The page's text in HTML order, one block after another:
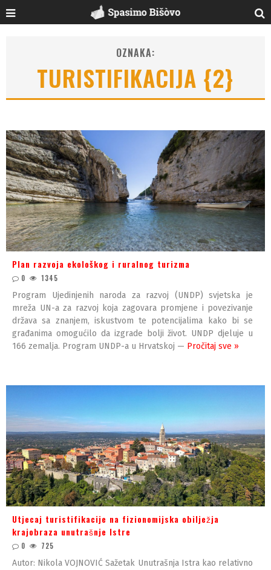
OZNAKA:
TURISTIFIKACIJA {2}
Plan razvoja ekološkog i ruralnog turizma
0 1345
Program Ujedinjenih naroda za razvoj (UNDP) svjetska je
mreža UN-a za razvoj koja zagovara promjene i povezivanje
država sa znanjem, iskustvom te potencijalima kako bi se
građanima omogućilo da izgrade bolji život. UNDP djeluje u
166 zemalja. Program UNDP-a u Hrvatskoj — Pročitaj sve »
Utjecaj turistifikacije na fizionomijska obilježja
krajobraza unutrašnje Istre
0 725
Autor: Nikola VOJNOVIĆ Sažetak Unutrašnja Istra kao relativno